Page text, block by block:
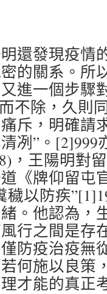
還發現疫情
的關系。所
進一個步驟
不除，久則
斥，明確請
冽”。[2]999
，王陽明對
《牌仰留屯
穢以防疾
。他認為，
行之間是存
防疫治疫無
何施以良策
才能的真正